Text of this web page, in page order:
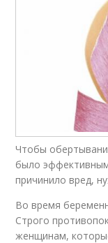
Чтобы
было
причинило вред,
Во время
Строго
женщинам,